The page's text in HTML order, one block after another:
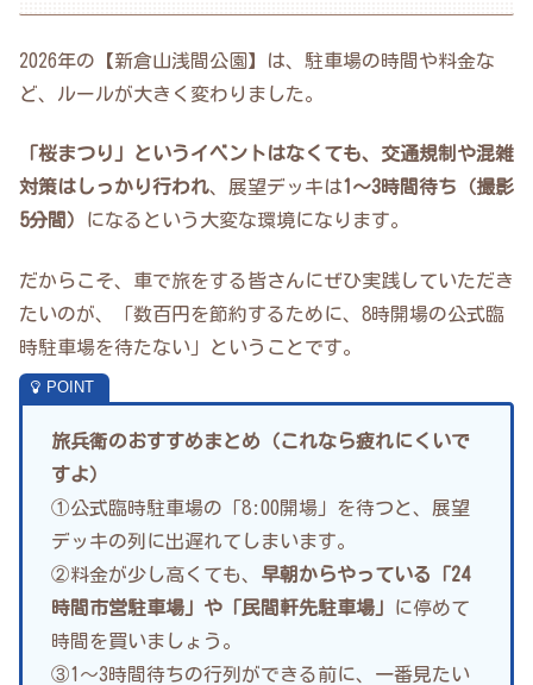
2026年の【新倉山浅間公園】は、駐車場の時間や料金な
ど、ルールが大きく変わりました。
「桜まつり」というイベントはなくても、交通規制や混雑
対策はしっかり行われ、展望デッキは1〜3時間待ち（撮影
5分間）
になるという大変な環境になります。
だからこそ、車で旅をする皆さんにぜひ実践していただき
たいのが、「数百円を節約するために、8時開場の公式臨
時駐車場を待たない」ということです。
旅兵衛のおすすめまとめ（これなら疲れにくいで
すよ）
①公式臨時駐車場の「8:00開場」を待つと、展望
デッキの列に出遅れてしまいます。
②料金が少し高くても、 早朝からやっている「24
時間市営駐車場」や「民間軒先駐車場」
に停めて
時間を買いましょう。
③1〜3時間待ちの行列ができる前に、一番見たい